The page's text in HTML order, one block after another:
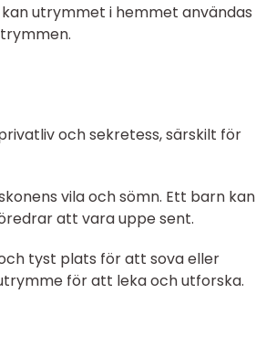
utrymmet i hemmet användas
och sekretess, särskilt för
vila och sömn. Ett barn kan
att vara uppe sent.
tyst plats för att sova eller
för att leka och utforska.